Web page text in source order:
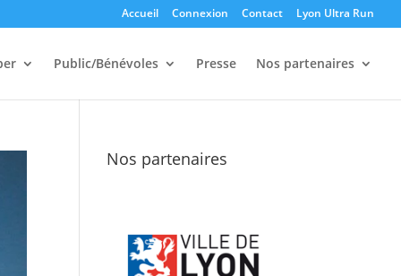
Accueil Connexion Contact Lyon Ultra Run
Public/Bénévoles Presse Nos partenaires
Nos partenaires